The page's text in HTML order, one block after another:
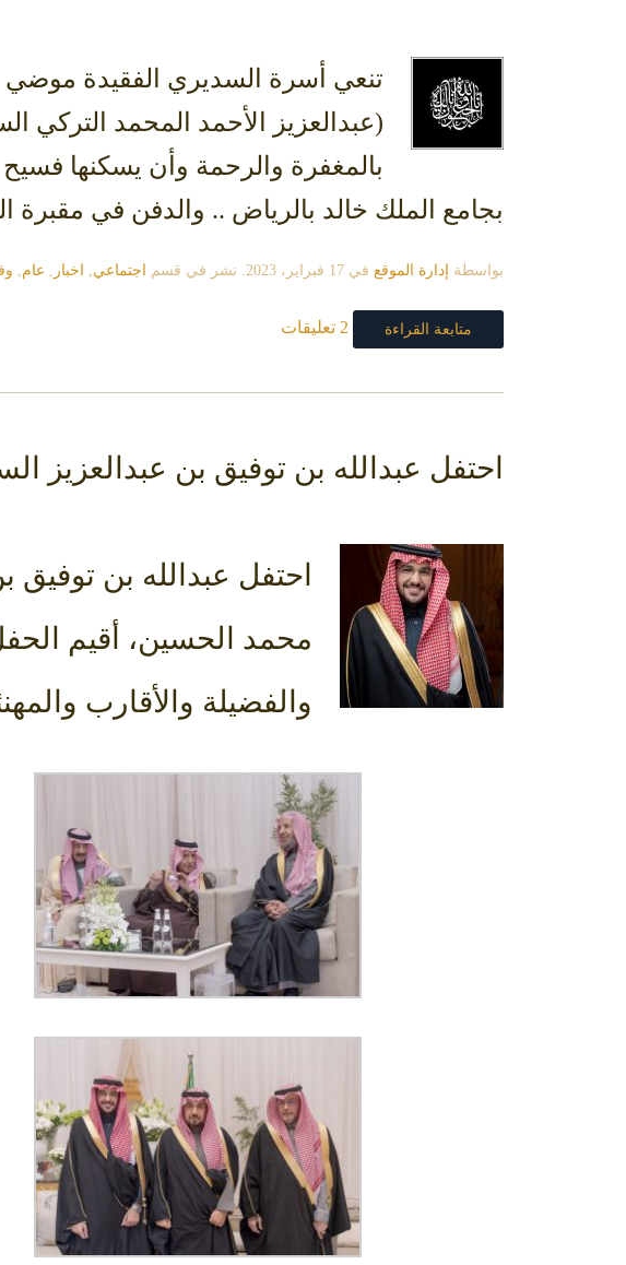
تنعي أسرة السديري الفقيدة
(عبدالعزيز الأحمد المحمد التركي
بجامع الملك خالد بالرياض .. والدفن في مقبرة
بواسطة إدارة الموقع في 17 فبراير، 2023 . نشر في قسم اجتماعي, اخبار , عام,
متابعة القراءة 2 تعليقات
احتفل عبدالله بن توفيق بن عبدالعزيز
احتفل عبدالله بن
والفضيلة والأقارب